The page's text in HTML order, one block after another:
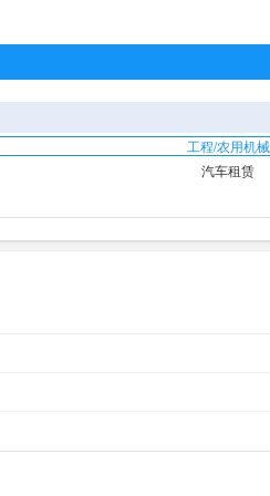
工程/农用机械
汽车租赁